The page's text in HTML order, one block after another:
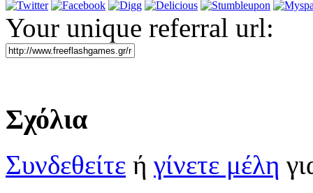
Your unique referral url:
Σχόλια
Συνδεθείτε ή γίνετε μέλη